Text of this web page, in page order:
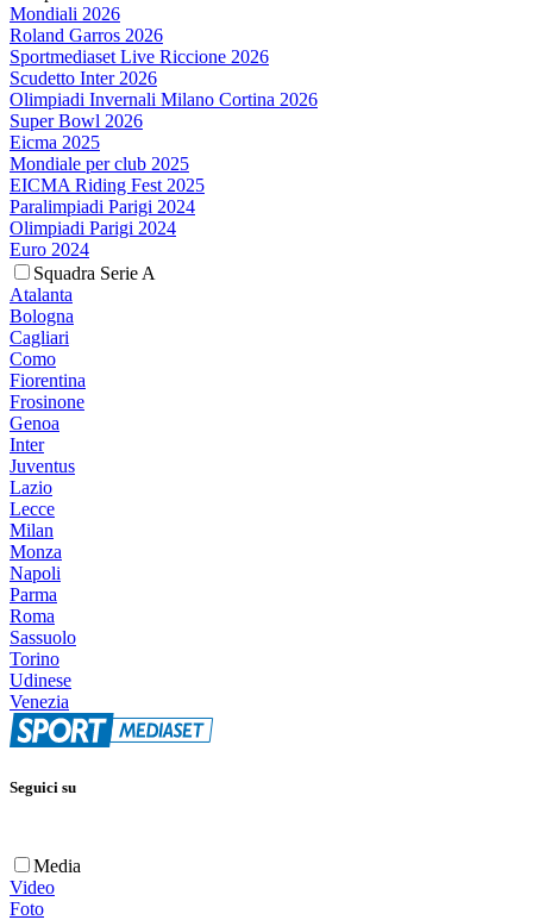
Mondiali 2026
Roland Garros 2026
Sportmediaset Live Riccione 2026
Scudetto Inter 2026
Olimpiadi Invernali Milano Cortina 2026
Super Bowl 2026
Eicma 2025
Mondiale per club 2025
EICMA Riding Fest 2025
Paralimpiadi Parigi 2024
Olimpiadi Parigi 2024
Euro 2024
Squadra Serie A
Atalanta
Bologna
Cagliari
Como
Fiorentina
Frosinone
Genoa
Inter
Juventus
Lazio
Lecce
Milan
Monza
Napoli
Parma
Roma
Sassuolo
Torino
Udinese
Venezia
Seguici su
Media
Video
Foto